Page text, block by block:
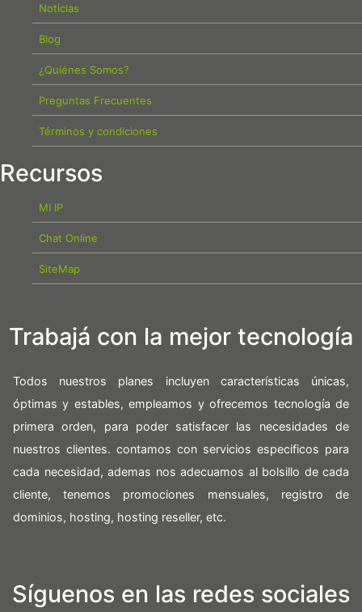
Noticias
Blog
¿Quiénes Somos?
Preguntas Frecuentes
Términos y condiciones
Recursos
MI IP
Chat Online
SiteMap
Trabajá con la mejor tecnología
Todos nuestros planes incluyen características únicas,
óptimas y estables, empleamos y ofrecemos tecnología de
primera orden, para poder satisfacer las necesidades de
nuestros clientes. contamos con servicios especificos para
cada necesidad, ademas nos adecuamos al bolsillo de cada
cliente, tenemos promociones mensuales, registro de
dominios, hosting, hosting reseller, etc.
Síguenos en las redes sociales